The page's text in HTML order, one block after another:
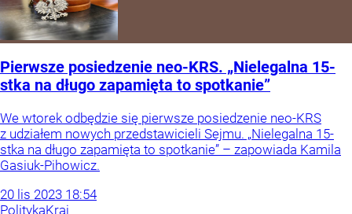
Pierwsze posiedzenie neo-KRS. „Nielegalna 15-
stka na długo zapamięta to spotkanie”
We wtorek odbędzie się pierwsze posiedzenie neo-KRS
z udziałem nowych przedstawicieli Sejmu. „Nielegalna 15-
stka na długo zapamięta to spotkanie” – zapowiada Kamila
Gasiuk-Pihowicz.
20 lis 2023 18:54
PolitykaKraj